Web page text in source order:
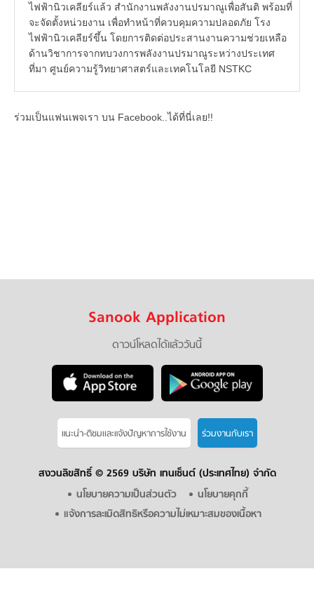
ไฟฟ้านิวเคลียร์แล้ว สำนักงานพลังงานปรมาณูเพื่อสันติ พร้อมที่
จะจัดตั้งหน่วยงาน เพื่อทำหน้าที่ควบคุมความปลอดภัย โรง
ไฟฟ้านิวเคลียร์ขึ้น โดยการติดต่อประสานงานความช่วยเหลือ
ด้านวิชาการจากทบวงการพลังงานปรมาณูระหว่างประเทศ
ที่มา ศูนย์ความรู้วิทยาศาสตร์และเทคโนโลยี NSTKC
ร่วมเป็นแฟนเพจเรา บน Facebook..ได้ที่นี่เลย!!
Sanook Application
ดาวน์โหลดได้แล้ววันนี้
แนะนำ-ติชมเเละแจ้งปัญหาการใช้งาน ร่วมงานกับเรา
สงวนลิขสิทธิ์ © 2569 บริษัท เทนเซ็นต์ (ประเทศไทย) จำกัด
นโยบายความเป็นส่วนตัว
นโยบายคุกกี้
แจ้งการละเมิดสิทธิหรือความไม่เหมาะสมของเนื้อหา